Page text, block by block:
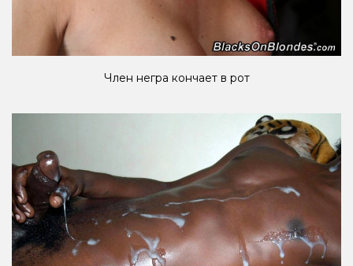
Член негра кончает в рот